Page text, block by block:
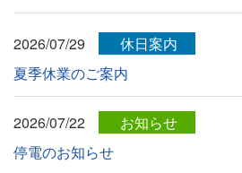
2026/07/29
休日案内
夏季休業のご案内
2026/07/22
お知らせ
停電のお知らせ